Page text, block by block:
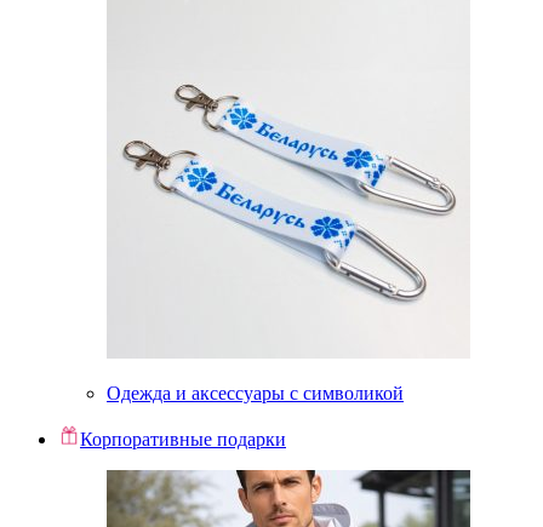
Одежда и аксессуары с символикой
Корпоративные подарки